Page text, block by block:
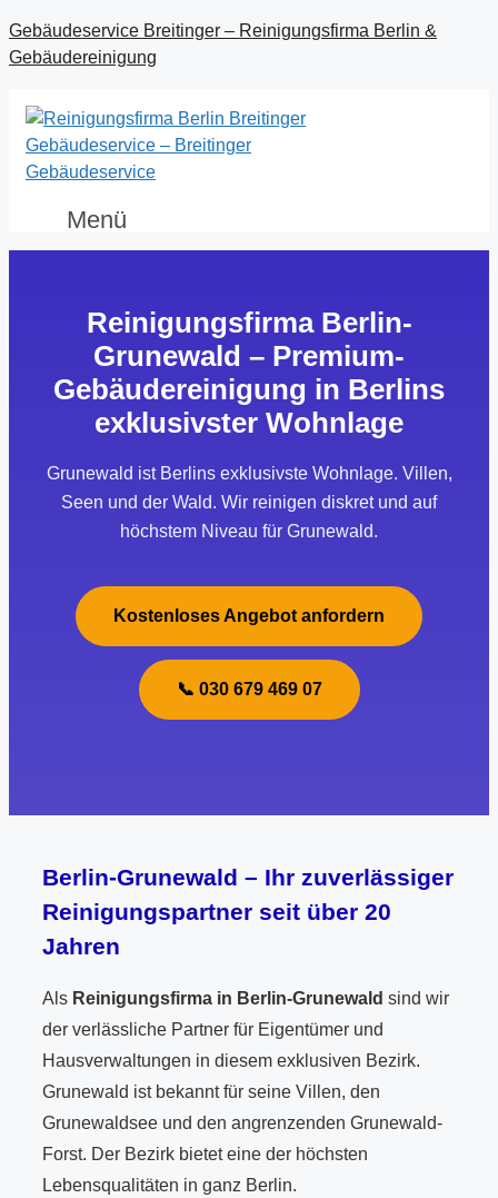
Gebäudeservice Breitinger – Reinigungsfirma Berlin &
Gebäudereinigung
Menü
Reinigungsfirma Berlin-
Grunewald – Premium-
Gebäudereinigung in Berlins
exklusivster Wohnlage
Grunewald ist Berlins exklusivste Wohnlage. Villen,
Seen und der Wald. Wir reinigen diskret und auf
höchstem Niveau für Grunewald.
Kostenloses Angebot anfordern
📞 030 679 469 07
Berlin-Grunewald – Ihr zuverlässiger
Reinigungspartner seit über 20
Jahren
Als Reinigungsfirma in Berlin-Grunewald sind wir
der verlässliche Partner für Eigentümer und
Hausverwaltungen in diesem exklusiven Bezirk.
Grunewald ist bekannt für seine Villen, den
Grunewaldsee und den angrenzenden Grunewald-
Forst. Der Bezirk bietet eine der höchsten
Lebensqualitäten in ganz Berlin.